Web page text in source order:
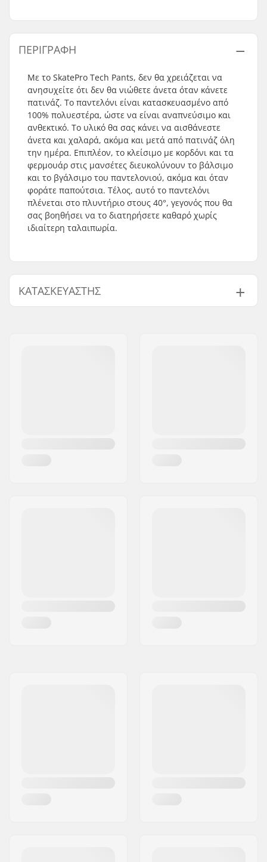
ΠΕΡΙΓΡΑΦΉ
Με το SkatePro Tech Pants, δεν θα χρειάζεται να
ανησυχείτε ότι δεν θα νιώθετε άνετα όταν κάνετε
πατινάζ. Το παντελόνι είναι κατασκευασμένο από
100% πολυεστέρα, ώστε να είναι αναπνεύσιμο και
ανθεκτικό. Το υλικό θα σας κάνει να αισθάνεστε
άνετα και χαλαρά, ακόμα και μετά από πατινάζ όλη
την ημέρα. Επιπλέον, το κλείσιμο με κορδόνι και τα
φερμουάρ στις μανσέτες διευκολύνουν το βάλσιμο
και το βγάλσιμο του παντελονιού, ακόμα και όταν
φοράτε παπούτσια. Τέλος, αυτό το παντελόνι
πλένεται στο πλυντήριο στους 40°, γεγονός που θα
σας βοηθήσει να το διατηρήσετε καθαρό χωρίς
ιδιαίτερη ταλαιπωρία.
ΚΑΤΑΣΚΕΥΑΣΤΉΣ